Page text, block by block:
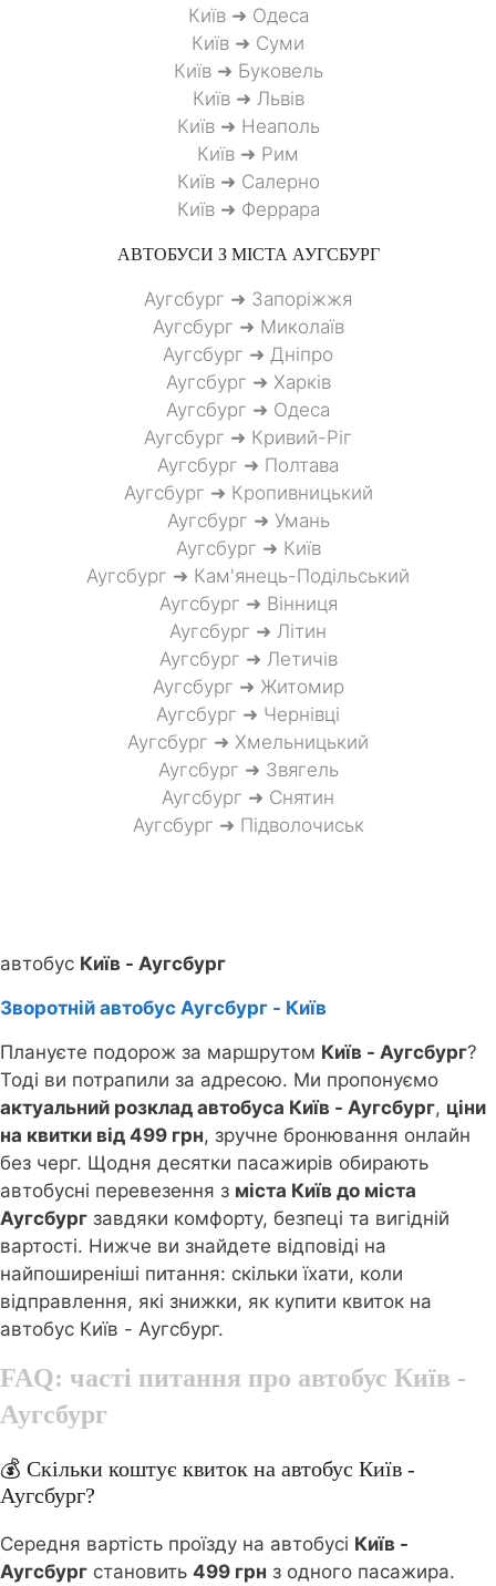
Київ ➜ Одеса
Київ ➜ Суми
Київ ➜ Буковель
Київ ➜ Львів
Київ ➜ Неаполь
Київ ➜ Рим
Київ ➜ Салерно
Київ ➜ Феррара
АВТОБУСИ З МІСТА АУГСБУРГ
Аугсбург ➜ Запоріжжя
Аугсбург ➜ Миколаїв
Аугсбург ➜ Дніпро
Аугсбург ➜ Харків
Аугсбург ➜ Одеса
Аугсбург ➜ Кривий-Ріг
Аугсбург ➜ Полтава
Аугсбург ➜ Кропивницький
Аугсбург ➜ Умань
Аугсбург ➜ Київ
Аугсбург ➜ Кам'янець-Подільський
Аугсбург ➜ Вінниця
Аугсбург ➜ Літин
Аугсбург ➜ Летичів
Аугсбург ➜ Житомир
Аугсбург ➜ Чернівці
Аугсбург ➜ Хмельницький
Аугсбург ➜ Звягель
Аугсбург ➜ Снятин
Аугсбург ➜ Підволочиськ
автобус Київ - Аугсбург
Зворотній автобус Аугсбург - Київ
Плануєте подорож за маршрутом Київ - Аугсбург?
Тоді ви потрапили за адресою. Ми пропонуємо
актуальний розклад автобуса Київ - Аугсбург, ціни
на квитки від 499 грн, зручне бронювання онлайн
без черг. Щодня десятки пасажирів обирають
автобусні перевезення з міста Київ до міста
Аугсбург завдяки комфорту, безпеці та вигідній
вартості. Нижче ви знайдете відповіді на
найпоширеніші питання: скільки їхати, коли
відправлення, які знижки, як купити квиток на
автобус Київ - Аугсбург.
FAQ: часті питання про автобус Київ -
Аугсбург
💰 Скільки коштує квиток на автобус Київ -
Аугсбург?
Середня вартість проїзду на автобусі Київ -
Аугсбург становить 499 грн з одного пасажира.